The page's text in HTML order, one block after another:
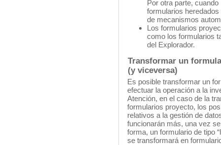
Por otra parte,
formularios
de mecanismos
Los formularios
como los formularios
del Explorador.
Transformar un
(y viceversa)
Es posible transformar un
efectuar la operación a la
Atención, en el caso de la
formularios proyecto, los
relativos a la gestión de
funcionarán más, una vez
forma, un formulario de tipo
se transformará en